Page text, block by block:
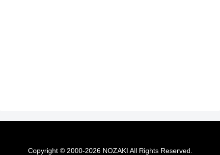
Copyright © 2000-2026 NOZAKI All Rights Reserved.